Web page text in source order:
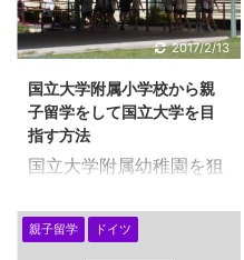
いるお父さんもお母さん
も参加できるようになっ
ています。 私は、いつも
３０分くらい早めに到着
する習慣というか、くせ
がありますので、日本で
もそうでしたが、どこで
てしまうのです。 この１
2017/2/13
国立大学附属小学校から親
子留学をして国立大学を目
指す方法
国立大学附属幼稚園を狙
よう！ 東京の文京区にあ
る国立大学附属幼稚園を
親子留学 ドイツ